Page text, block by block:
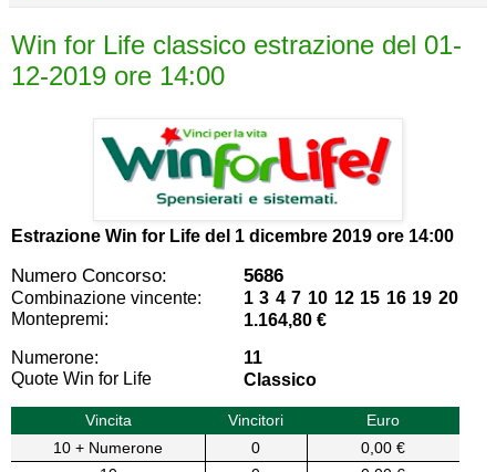
Win for Life classico estrazione del 01-
12-2019 ore 14:00
Estrazione Win for Life del 1 dicembre 2019 ore 14:00
Numero Concorso: 5686
Combinazione vincente:
1 3 4 7 10 12 15 16 19 20
Montepremi:
1.164,80 €
Numerone:
11
Quote Win for Life
Classico
Vincita Vincitori
Euro
10 + Numerone
0
0,00 €